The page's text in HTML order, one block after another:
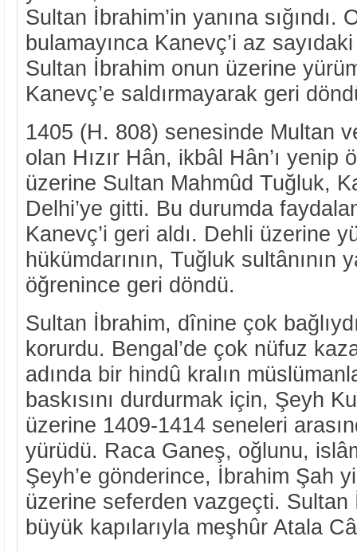
Sultan İbrahim’in yanına sığındı.
bulamayınca Kanevç’i az
Sultan İbrahim onun üzerine
Kanevç’e saldırmayarak geri
1405 (H. 808) senesinde Multan
olan Hızır Hân, ikbâl Hân’ı yenip
üzerine Sultan Mahmûd Tuğluk,
Delhi’ye gitti. Bu durumda
Kanevç’i geri aldı. Dehli üzerine
hükümdarının, Tuğluk sultânının
öğrenince geri döndü.
Sultan İbrahim, dînine çok
korurdu. Bengal’de çok nüfuz
adında bir hindû kralın
baskısını durdurmak için, Şeyh
üzerine 1409-1414 seneleri
yürüdü. Raca Ganeş, oğlunu,
Şeyh’e gönderince, İbrahim Şah
üzerine seferden vazgeçti. Sultan
büyük kapılarıyla meşhûr Atala